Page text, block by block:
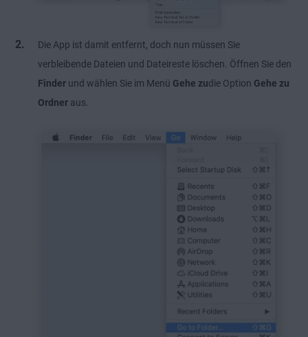
Die App ist damit entfernt, doch nun müssen Sie
verbleibende Dateien und Dateireste löschen. Öffnen Sie den
Finder und wählen Sie im Menü Gehe zudie Option Gehe zu
Ordner aus.